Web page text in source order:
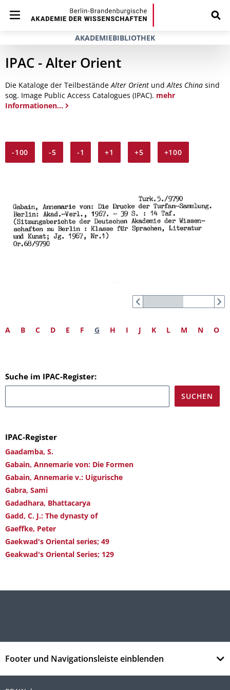
AKADEMIEBIBLIOTHEK
IPAC - Alter Orient
Die Kataloge der TeilbeständeAlter Orient undAltes China sind
sog. Image Public Access Catalogues (IPAC). mehr
Informationen...
-100 -5 -1 +1 +5 +100
A B C D E F G H I J K L M N O
Suche im IPAC-Register:
IPAC-Register
Gaadamba, S.
Gabain, Annemarie von: Die Formen
Gabain, Annemarie v.: Uigurische
Gabra, Sami
Gadadhara, Bhattacarya
Gadd, C. J.: The dynasty of
Gaeffke, Peter
Gaekwad's Oriental series; 49
Geakwad's Oriental Series; 129
Footer und Navigationsleiste einblenden